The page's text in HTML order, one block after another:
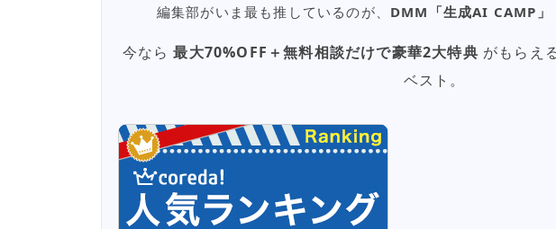
編集部がいま最も推しているのが、 DMM「生成AI CAMP」
今なら最大70%OFF＋無料相談だけで豪華2大特典 がもらえ
ベスト。